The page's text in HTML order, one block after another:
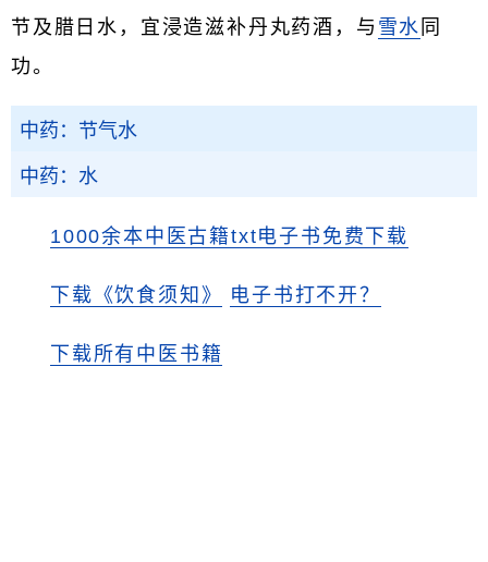
节及腊日水，宜浸造滋补丹丸药酒，与 雪水 同
功。
中药：节气水
中药：水
1000余本中医古籍txt电子书免费下载
下载《饮食须知》 电子书打不开？
下载所有中医书籍